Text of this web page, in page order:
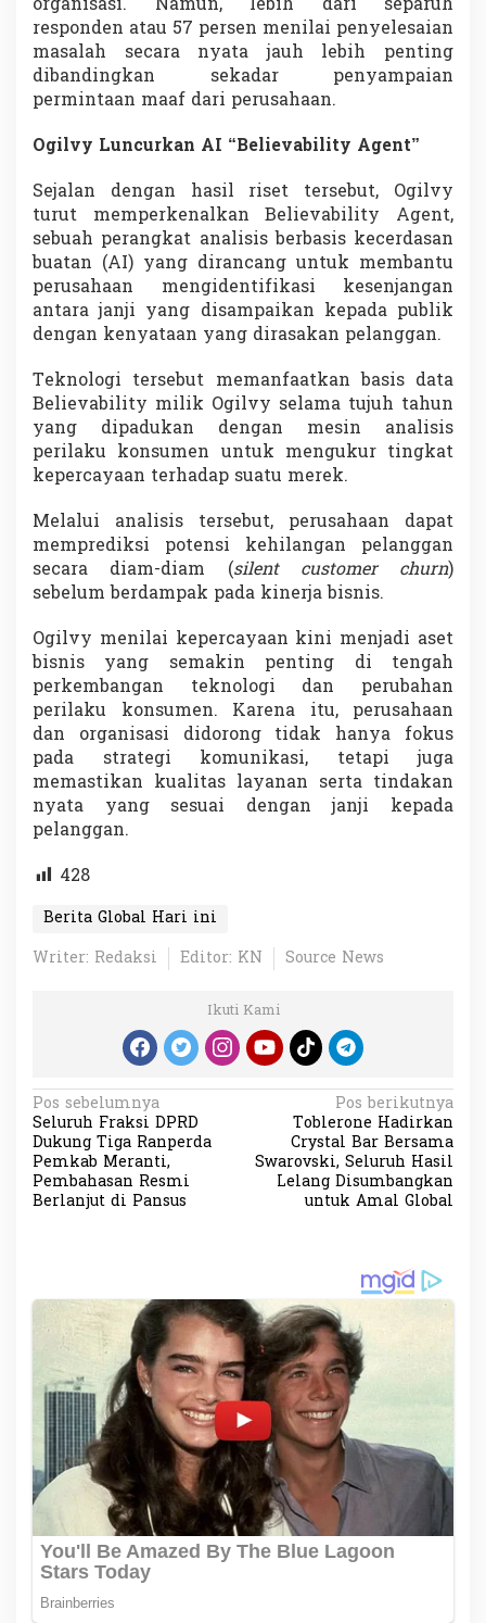
organisasi. Namun, lebih dari separuh
responden atau 57 persen menilai penyelesaian
masalah secara nyata jauh lebih penting
dibandingkan sekadar penyampaian
permintaan maaf dari perusahaan.
Ogilvy Luncurkan AI “Believability Agent”
Sejalan dengan hasil riset tersebut, Ogilvy
turut memperkenalkan Believability Agent,
sebuah perangkat analisis berbasis kecerdasan
buatan (AI) yang dirancang untuk membantu
perusahaan mengidentifikasi kesenjangan
antara janji yang disampaikan kepada publik
dengan kenyataan yang dirasakan pelanggan.
Teknologi tersebut memanfaatkan basis data
Believability milik Ogilvy selama tujuh tahun
yang dipadukan dengan mesin analisis
perilaku konsumen untuk mengukur tingkat
kepercayaan terhadap suatu merek.
Melalui analisis tersebut, perusahaan dapat
memprediksi potensi kehilangan pelanggan
secara diam-diam (silent customer churn)
sebelum berdampak pada kinerja bisnis.
Ogilvy menilai kepercayaan kini menjadi aset
bisnis yang semakin penting di tengah
perkembangan teknologi dan perubahan
perilaku konsumen. Karena itu, perusahaan
dan organisasi didorong tidak hanya fokus
pada strategi komunikasi, tetapi juga
memastikan kualitas layanan serta tindakan
nyata yang sesuai dengan janji kepada
pelanggan.
428
Berita Global Hari ini
Writer: Redaksi
Editor: KN Source News
Ikuti Kami
N
a
v
i
s
o
Pos sebelumnya
Seluruh Fraksi DPRD
Dukung Tiga Ranperda
Pemkab Meranti,
Pembahasan Resmi
Berlanjut di Pansus
Pos berikutnya
Toblerone Hadirkan
Crystal Bar Bersama
Swarovski, Seluruh Hasil
Lelang Disumbangkan
untuk Amal Global